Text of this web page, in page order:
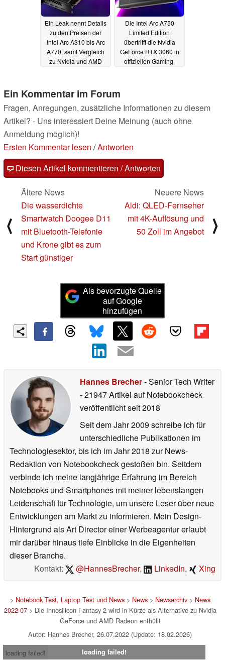
Ein Leak nennt Details
zu den Preisen der
Intel Arc A310 bis Arc
A770, samt Vergleich
zu Nvidia und AMD
Die Intel Arc A750
Limited Edition
übertrifft die Nvidia
GeForce RTX 3060 in
offiziellen Gaming-
Ein Kommentar im Forum
Fragen, Anregungen, zusätzliche Informationen zu diesem
Artikel? - Uns interessiert Deine Meinung (auch ohne
Anmeldung möglich)!
Ersten Kommentar lesen /Antworten
Diesen Artikel kommentieren / Antworten
⟨
Ältere News
Die wasserdichte
Smartwatch Doogee D11
mit Bluetooth-Telefonie
und Krone gibt es zum
Start günstiger
Neuere News
Aldi: QLED-Fernseher
mit 4K-Auflösung und
50 Zoll im Angebot
⟩
Als bevorzugte Quelle
auf Google
hinzufügen
Hannes Brecher- Senior Tech Writer
- 21947 Artikel auf Notebookcheck
veröffentlichtseit 2018
Seit dem Jahr 2009 schreibe ich für
unterschiedliche Publikationen im
Technologiesektor, bis ich im Jahr 2018 zur News-
Redaktion von Notebookcheck gestoßen bin. Seitdem
verbinde ich meine langjährige Erfahrung im Bereich
Notebooks und Smartphones mit meiner lebenslangen
Leidenschaft für Technologie, um unsere Leser über neue
Entwicklungen am Markt zu informieren. Mein Design-
Hintergrund als Art Director einer Werbeagentur erlaubt
mir darüber hinaus tiefe Einblicke in die Eigenheiten
dieser Branche.
Kontakt:
@HannesBrecher, LinkedIn, Xing
> Notebook Test, Laptop Test und News> News> Newsarchiv> News
2022-07> Die Innosilicon Fantasy 2 wird in Kürze als Alternative zu Nvidia
GeForce und AMD Radeon enthüllt
Autor: Hannes Brecher, 26.07.2022 (Update: 18.02.2026)
loading failed!
loading failed!